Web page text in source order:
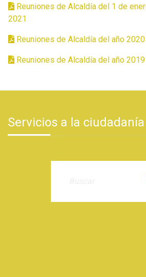
Reuniones de Alcaldía del 1 de
2021
Reuniones de Alcaldía del año 2020
Reuniones de Alcaldía del año 2019
Servicios a la ciudadanía